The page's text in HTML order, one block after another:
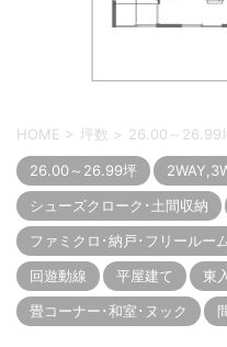
HOME > 坪数 > 26.00～26.99
26.00～26.99坪
シューズクローク･土間収納
ファミクロ･納戸･フリールーム
回遊動線
平屋建て 東
畳コーナー･和室･ヌック